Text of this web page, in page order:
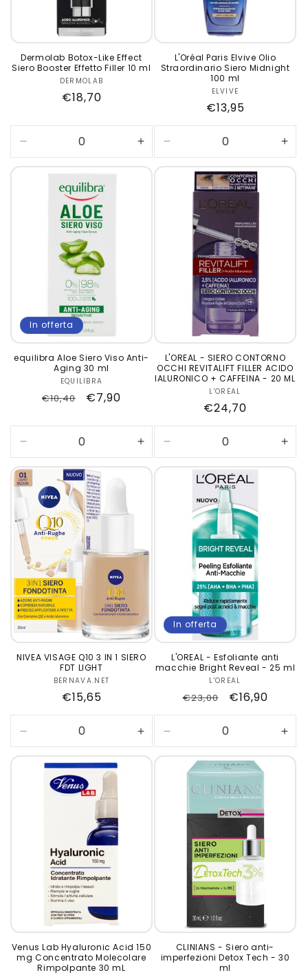
Dermolab Botox-Like Effect
Siero Booster Effetto Filler 10 ml
Produttore:
DERMOLAB
Prezzo
listino
€18,70
quantità
Default
Aumenta
quantità
per
L'Oréal Paris Elvive Olio
Straordinario Siero Midnight
100 ml
Produttore:
ELVIVE
Prezzo
di
listino
€13,95
quantità
Default
per
In offerta
equilibra Aloe Siero Viso Anti-
Aging 30 ml
Produttore:
EQUILIBRA
Prezzo
listino
€10,40
Prezzo
€7,90
quantità
per
Default
Title
Aumenta
quantità
per
L'OREAL - SIERO CONTORNO
OCCHI REVITALIFT FILLER ACIDO
IALURONICO + CAFFEINA - 20 ML
Produttore:
L'OREAL
Prezzo
di
listino
€24,70
quantità
per
NIVEA VISAGE Q10 3 IN 1 SIERO
FDT LIGHT
Produttore:
BERNAVA.NET
Prezzo
di
listino
€15,65
quantità
Default
Aumenta
quantità
per
In offerta
L'OREAL - Esfoliante anti
macchie Bright Reveal - 25 ml
Produttore:
L'OREAL
Prezzo
di
€23,00
Prezzo
scontato
€16,90
quantità
per
Venus Lab Hyaluronic Acid 150
mg Concentrato Molecolare
Rimpolpante 30 mL
CLINIANS - Siero anti-
imperfezioni Detox Tech - 30
ml